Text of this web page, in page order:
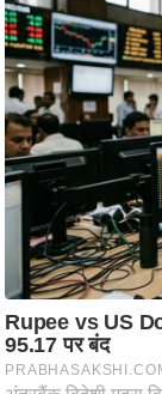
म
सा
म
यि
क
मा
भू
मि
भ
ए